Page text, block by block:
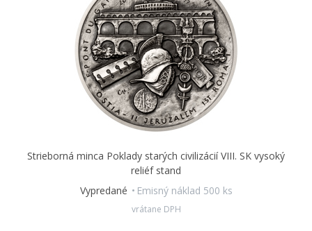
Strieborná minca Poklady starých civilizácií VIII. SK vysoký
reliéf stand
Vypredané
Emisný náklad 500 ks
vrátane DPH